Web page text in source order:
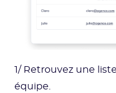
1/ Retrouvez une
équipe.